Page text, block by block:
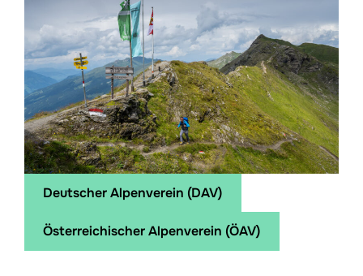
Deutscher Alpenverein (DAV)
Österreichischer Alpenverein (ÖAV)